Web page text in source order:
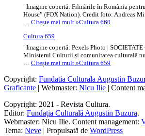
| Imagine copertă: Filmările în România
House” (FOX Nation). Credit foto: Andreas
… Citește mai mult »Cultura 660
Cultura 659
| Imagine copertă: Pexels Photo |
Ministerul Culturii și comunitatea culturală
Citește mai mult »Cultura 659
Copyright: Fundatia Culturala Augustin
Graficante | Webmaster: Nicu Ilie | Content
Copyright: 2021 - Revista Cultura.
Editor: Fundația Culturală Augustin Buzura.
Webmaster: Nicu Ilie. Content management:
Tema: Neve | Propulsată de WordPress